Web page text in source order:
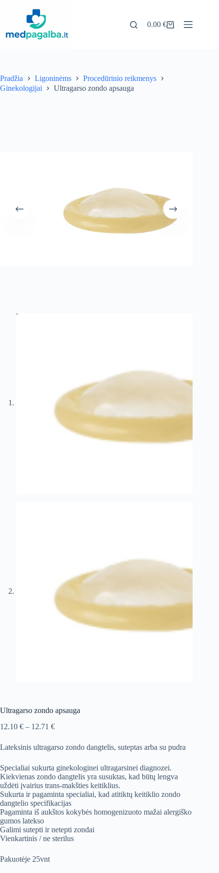
Pirkinių
0.00€
Pradžia Ligoninėms
Procedūrinio reikmenys
Ginekologijai
Ultragarso zondo apsauga
Ultragarso zondo apsauga
12.10 € – 12.71 €Price
through
Lateksinis ultragarso zondo dangtelis, suteptas arba su pudra
Specialiai sukurta ginekologinei ultragarsinei diagnozei.
Kiekvienas zondo dangtelis yra susuktas, kad būtų lengva
uždėti įvairius trans-makšties keitiklius.
Sukurta ir pagaminta specialiai, kad atitiktų keitiklio zondo
dangtelio specifikacijas
Pagaminta iš aukštos kokybės homogenizuoto mažai alergiško
gumos latekso
Galimi sutepti ir netepti zondai
Vienkartinis / ne sterilus
Pakuotėje 25vnt